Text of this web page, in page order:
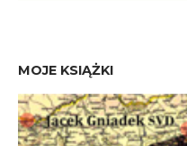
MOJE KSIĄŻKI